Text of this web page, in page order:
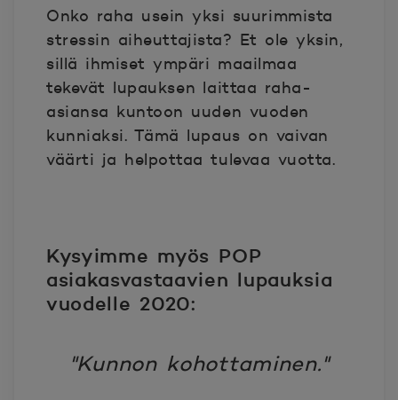
Onko raha usein yksi suurimmista
stressin aiheuttajista? Et ole yksin,
sillä ihmiset ympäri maailmaa
tekevät lupauksen laittaa raha-
asiansa kuntoon uuden vuoden
kunniaksi. Tämä lupaus on vaivan
väärti ja helpottaa tulevaa vuotta.
Kysyimme myös POP
asiakasvastaavien lupauksia
vuodelle 2020:
"Kunnon kohottaminen."